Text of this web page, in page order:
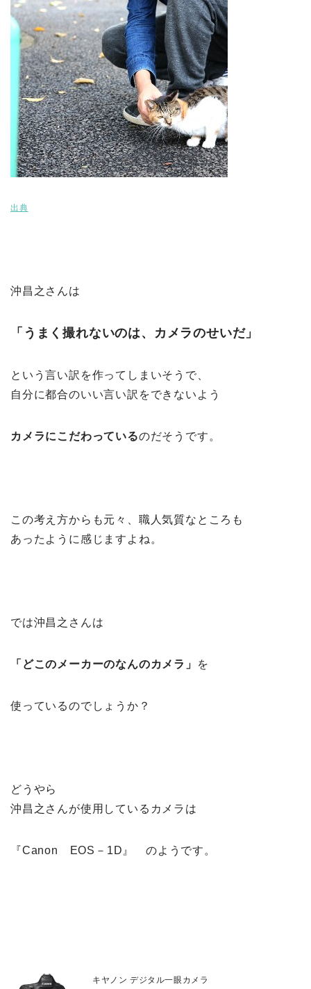
出典
沖昌之さんは
「うまく撮れないのは、カメラのせいだ」
という言い訳を作ってしまいそうで、
自分に都合のいい言い訳をできないよう
カメラにこだわっているのだそうです。
この考え方からも元々、職人気質なところも
あったように感じますよね。
では沖昌之さんは
「どこのメーカーのなんのカメラ」 を
使っているのでしょうか？
どうやら
沖昌之さんが使用しているカメラは
『Canon EOS－1D』 のようです。
キヤノン デジタル一眼カメラ